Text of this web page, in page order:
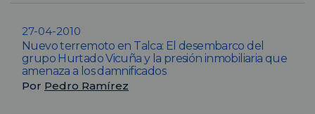
27-04-2010
Nuevo terremoto en Talca: El desembarco del
grupo Hurtado Vicuña y la presión inmobiliaria que
amenaza a los damnificados
Por Pedro Ramírez